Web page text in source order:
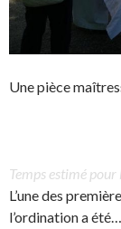
Une pièce
Temps estimé
L’une des
l’ordination a